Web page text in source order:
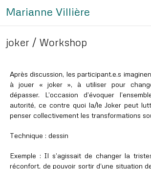
Marianne Villière
joker / Workshop
Après discussion, les participant.e.s
à jouer « joker », à utiliser pour
dépasser. L’occasion d’évoquer
autorité, ce contre quoi la/le Joker peut
penser collectivement les transformations
Technique : dessin
Exemple : Il s’agissait de changer la
réconfort, de pouvoir sortir d’une situation